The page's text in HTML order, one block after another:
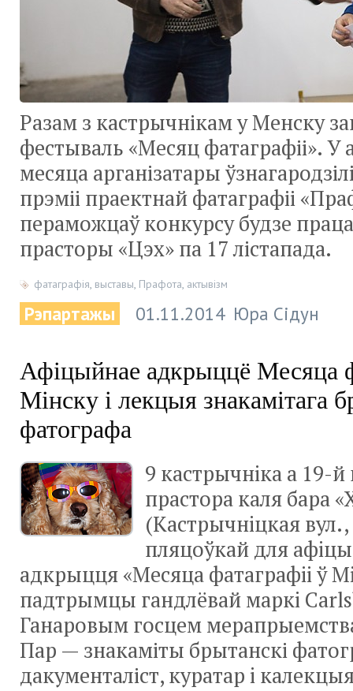
Разам з кастрычнікам у Менску
фестываль «Месяц фатаграфіі». У
месяца арганізатары
прэміі праектнай фатаграфіі
пераможцаў конкурсу будзе
прасторы «Цэх» па 17 лістапада.
фатаграфія, выставы, Прафота, актывізм
Рэпартажы 01.11.2014 Юра Сідун
Афiцыйнае адкрыццё Месяца
Мiнску і лекцыя знакамітага
фатографа
9 кастрычнiка а 19-
прастора каля бара
(Кастрычнiцкая вул.,
пляцоўкай для
адкрыцця «Месяца фатаграфii ў
падтрымцы гандлёвай маркi
Ганаровым госцем
Пар — знакаміты брытанскі
дакументаліст, куратар i